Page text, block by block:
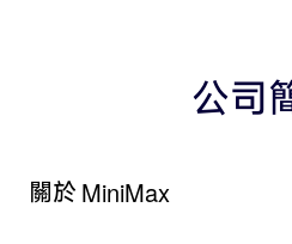
公司
關於 MiniMax